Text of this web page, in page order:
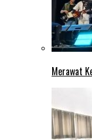
Merawat